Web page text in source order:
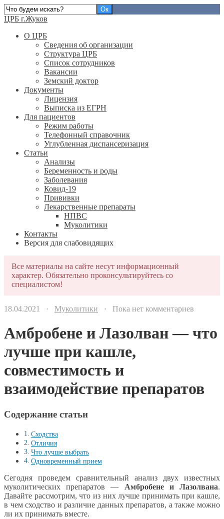
ЦРБ г.Жуков
О ЦРБ
Сведения об организации
Структура ЦРБ
Список сотрудников
Вакансии
Земский доктор
Документы
Лицензия
Выписка из ЕГРН
Для пациентов
Режим работы
Телефонный справочник
Углубленная диспансеризация
Статьи
Анализы
Беременность и роды
Заболевания
Ковид-19
Прививки
Лекарственные препараты
НПВС
Муколитики
Контакты
Версия для слабовидящих
Все материалы на сайте несут информационный
характер. Обязательно проконсультируйтесь со
специалистом!
18.04.2021 · Муколитики · Пока нет комментариев
Амбробене и Лазолван — что
лучше при кашле,
совместимость и
взаимодействие препаратов
Содержание статьи
Сходства
Отличия
Что лучше выбрать
Одновременный прием
Сегодня проведем сравнительный анализ двух известных
муколитических препаратов — Амбробене и Лазолвана.
Давайте рассмотрим, что из них лучше принимать при кашле,
в чем сходство и различие данных препаратов, а также можно
ли их принимать вместе.